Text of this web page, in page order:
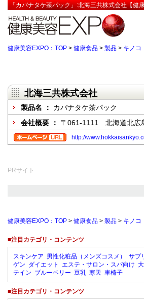
「カバナタケ茶パック」:北海三共株式会社【健
健康美容EXPO：TOP > 健康食品 > 製品 > キノコ
北海三共株式会社
製品名 ： カバナタケ茶パック
会社概要 ： 〒061-1111 北海道北広
http://
PRサイト
健康美容EXPO：TOP > 健康食品 > 製品 > キノコ
■注目カテゴリ・コンテンツ
スキンケア 男性化粧品（メンズコスメ） サプ
ゲン ダイエット エステ・サロン・スパ向け
テイン ブルーベリー 豆乳 寒天 車椅子
■注目カテゴリ・コンテンツ